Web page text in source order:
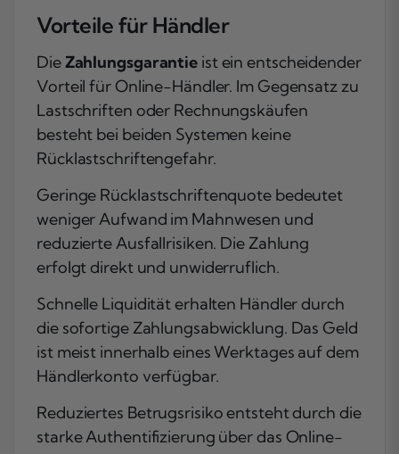
Vorteile für Händler
DieZahlungsgarantie ist ein entscheidender
Vorteil für Online-Händler. Im Gegensatz zu
Lastschriften oder Rechnungskäufen
besteht bei beiden Systemen keine
Rücklastschriftengefahr.
Geringe Rücklastschriftenquote bedeutet
weniger Aufwand im Mahnwesen und
reduzierte Ausfallrisiken. Die Zahlung
erfolgt direkt und unwiderruflich.
Schnelle Liquidität erhalten Händler durch
die sofortige Zahlungsabwicklung. Das Geld
ist meist innerhalb eines Werktages auf dem
Händlerkonto verfügbar.
Reduziertes Betrugsrisiko entsteht durch die
starke Authentifizierung über das Online-